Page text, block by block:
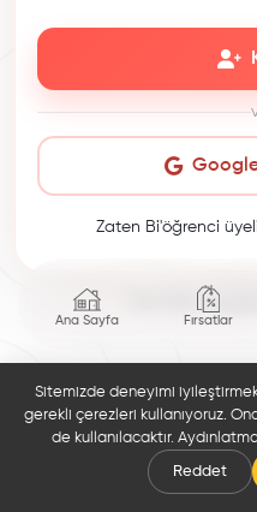
Ana Sayfa Fırsatlar
Zaten Bi'öğrenci
This site is
Sitemizde deneyimi
gerekli çerezleri kullanıyoruz.
de kullanılacaktır.
Reddet